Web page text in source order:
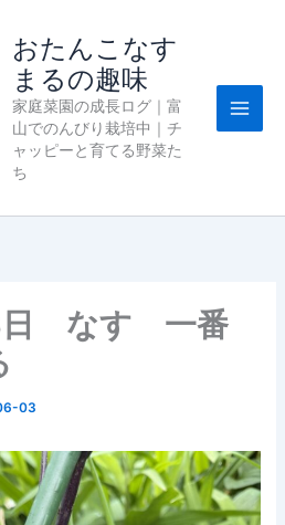
おたんこなす
まるの趣味
家庭菜園の成長ログ｜富
山でのんびり栽培中｜チ
ャッピーと育てる野菜た
ち
日 なす 一番
03